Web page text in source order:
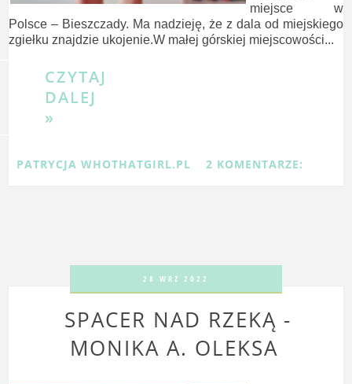
miejsce w
Polsce – Bieszczady. Ma nadzieję, że z dala od miejskiego
zgiełku znajdzie ukojenie.W małej górskiej miejscowości...
CZYTAJ
DALEJ
»
PATRYCJA WHOTHATGIRL.PL 2 KOMENTARZE:
28 WRZ 2022
SPACER NAD RZEKĄ -
MONIKA A. OLEKSA